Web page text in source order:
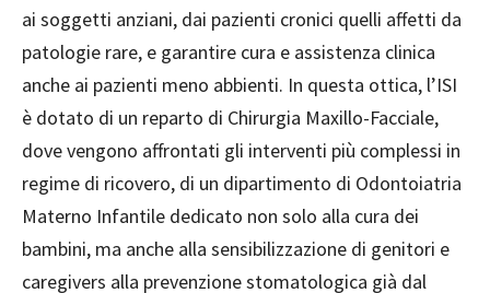
ai soggetti anziani, dai pazienti cronici quelli affetti da
patologie rare, e garantire cura e assistenza clinica
anche ai pazienti meno abbienti. In questa ottica, l’ISI
è dotato di un reparto di Chirurgia Maxillo-Facciale,
dove vengono affrontati gli interventi più complessi in
regime di ricovero, di un dipartimento di Odontoiatria
Materno Infantile dedicato non solo alla cura dei
bambini, ma anche alla sensibilizzazione di genitori e
caregivers alla prevenzione stomatologica già dal